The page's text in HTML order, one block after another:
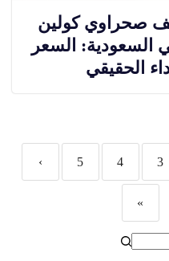
صحراوي كولين
السعودية: السعر
الحقيقي
3
4
5
›
»